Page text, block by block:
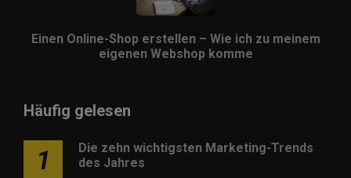
Einen Online-Shop erstellen – Wie ich zu meinem
eigenen Webshop komme
Häufig gelesen
1
Die zehn wichtigsten Marketing-Trends
des Jahres